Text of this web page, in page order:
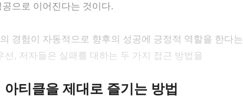
으로 이어진다는 것이다.
경험이 자동적으로 향후의 성공에 긍정적 역할을 한다는
, 저자들은 실패를 대하는 두 가지 접근 방법을
아티클을 제대로 즐기는 방법